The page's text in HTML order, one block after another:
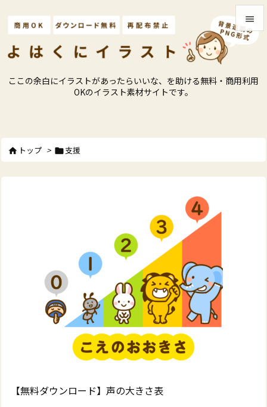
ここの余白にイラストがあったらいいな、を助ける無料・商用利用
OKのイラスト素材サイトです。




 トップ > 支援
【無料ダウンロード】声の大きさ表